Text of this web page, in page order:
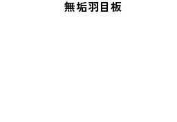
無垢羽目板